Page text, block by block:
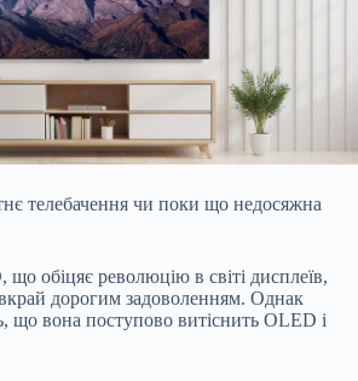
телебачення чи поки що недосяжна
обіцяє революцію в світі дисплеїв,
дорогим задоволенням. Однак
що вона поступово витіснить OLED і